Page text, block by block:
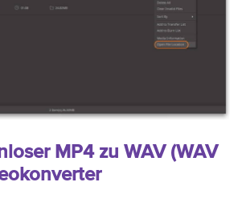
MP4 zu WAV (WAV